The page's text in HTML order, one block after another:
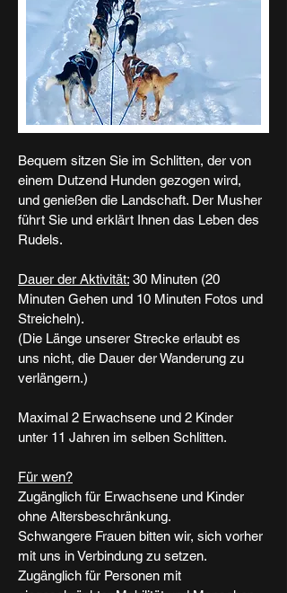
Bequem sitzen Sie im Schlitten, der von
einem Dutzend Hunden gezogen wird,
und genießen die Landschaft. Der Musher
führt Sie und erklärt Ihnen das Leben des
Rudels.
Dauer der Aktivität: 30 Minuten (20
Minuten Gehen und 10 Minuten Fotos und
Streicheln).
(Die Länge unserer Strecke erlaubt es
uns nicht, die Dauer der Wanderung zu
verlängern.)
Maximal 2 Erwachsene und 2 Kinder
unter 11 Jahren im selben Schlitten.
Für wen?
Zugänglich für Erwachsene und Kinder
ohne Altersbeschränkung.
Schwangere Frauen bitten wir, sich vorher
mit uns in Verbindung zu setzen.
Zugänglich für Personen mit